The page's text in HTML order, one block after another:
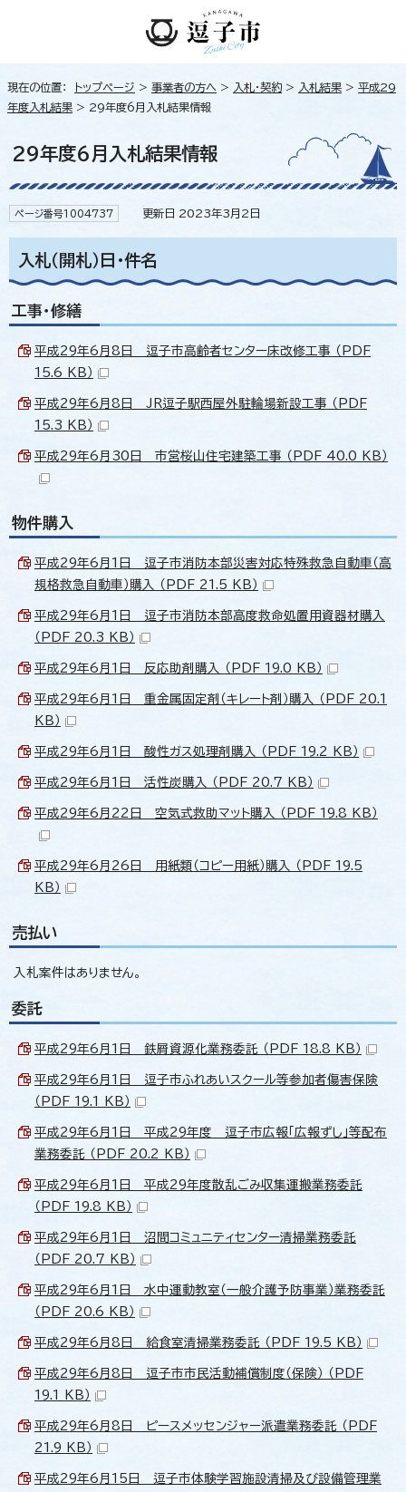
現在の位置： トップページ > 事業者の方へ > 入札・契約 > 入札結果 > 平成29
年度入札結果 > 29年度6月入札結果情報
29年度6月入札結果情報
ページ番号1004737 更新日 2023年3月2日
入札（開札）日・件名
工事・修繕
平成29年6月8日 逗子市高齢者センター床改修工事 （PDF
15.6 KB）
平成29年6月8日 JR逗子駅西屋外駐輪場新設工事 （PDF
15.3 KB）
平成29年6月30日 市営桜山住宅建築工事 （PDF 40.0 KB）
物件購入
平成29年6月1日 逗子市消防本部災害対応特殊救急自動車（高
規格救急自動車）購入 （PDF 21.5 KB）
平成29年6月1日 逗子市消防本部高度救命処置用資器材購入
（PDF 20.3 KB）
平成29年6月1日 反応助剤購入 （PDF 19.0 KB）
平成29年6月1日 重金属固定剤（キレート剤）購入 （PDF 20.1
KB）
平成29年6月1日 酸性ガス処理剤購入 （PDF 19.2 KB）
平成29年6月1日 活性炭購入 （PDF 20.7 KB）
平成29年6月22日 空気式救助マット購入 （PDF 19.8 KB）
平成29年6月26日 用紙類（コピー用紙）購入 （PDF 19.5
KB）
売払い
入札案件はありません。
委託
平成29年6月1日 鉄屑資源化業務委託 （PDF 18.8 KB）
平成29年6月1日 逗子市ふれあいスクール等参加者傷害保険
（PDF 19.1 KB）
平成29年6月1日 平成29年度 逗子市広報「広報ずし」等配布
業務委託 （PDF 20.2 KB）
平成29年6月1日 平成29年度散乱ごみ収集運搬業務委託
（PDF 19.8 KB）
平成29年6月1日 沼間コミュニティセンター清掃業務委託
（PDF 20.7 KB）
平成29年6月1日 水中運動教室（一般介護予防事業）業務委託
（PDF 20.6 KB）
平成29年6月8日 給食室清掃業務委託 （PDF 19.5 KB）
平成29年6月8日 逗子市市民活動補償制度（保険） （PDF
19.1 KB）
平成29年6月8日 ピースメッセンジャー派遣業務委託 （PDF
21.9 KB）
平成29年6月15日 逗子市体験学習施設清掃及び設備管理業